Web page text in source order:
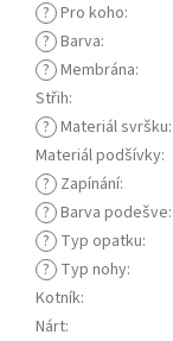
? Pro koho:
? Barva:
? Membrána:
Střih:
? Materiál svršku:
Materiál podšívky:
? Zapínání:
? Barva podešve:
? Typ opatku:
? Typ nohy:
Kotník:
Nárt: